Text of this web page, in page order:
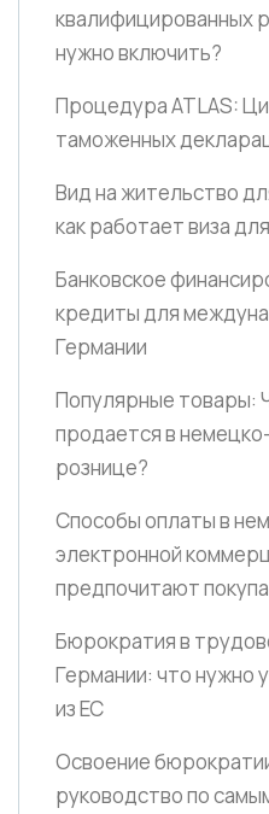
квалифицированных
нужно включить?
Процедура ATLAS:
таможенных
Вид на жительство
как работает виза
Банковское
кредиты для
Германии
Популярные товары:
продается в
рознице?
Способы оплаты в
электронной
предпочитают
Бюрократия в
Германии: что нужно
из ЕС
Освоение
руководство по